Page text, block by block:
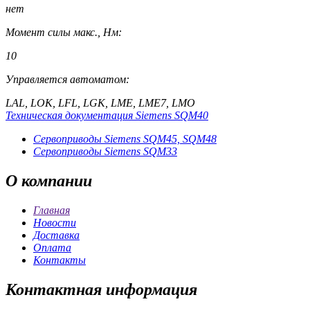
нет
Момент силы макс., Нм:
10
Управляется автоматом:
LAL, LOK, LFL, LGK, LME, LME7, LMO
Техническая документация Siemens SQM40
Сервоприводы Siemens SQM45, SQM48
Сервоприводы Siemens SQM33
О компании
Главная
Новости
Доставка
Оплата
Контакты
Контактная информация